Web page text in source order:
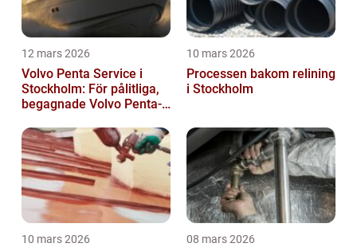
12 mars 2026
Volvo Penta Service i
Stockholm: För pålitliga,
begagnade Volvo Penta-
10 mars 2026
Processen bakom relining
i Stockholm
10 mars 2026 08 mars 2026